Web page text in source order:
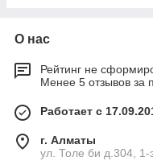
О нас
Рейтинг не
Менее 5 отзывов за
Работает с
г. Алматы
ул. Толе би д.304, 1-